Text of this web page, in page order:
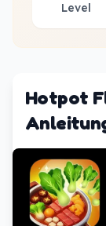
Level
Hotpot